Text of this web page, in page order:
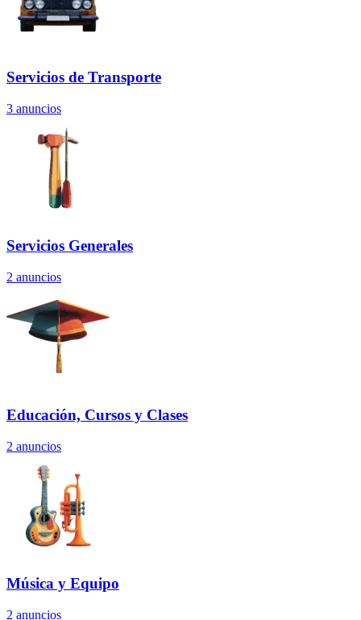
Servicios de Transporte
3 anuncios
Servicios Generales
2 anuncios
Educación, Cursos y Clases
2 anuncios
Música y Equipo
2 anuncios